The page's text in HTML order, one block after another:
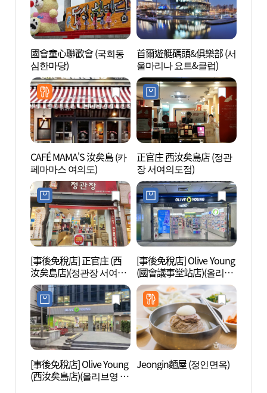
國會童心聯歡會 (국회동
심한마당)
首爾遊艇碼頭&俱樂部 (서
울마리나 요트&클럽)
CAFÉ MAMA'S 汝矣島 (카
페마마스 여의도)
正官庄 西汝矣島店 (정관
장 서여의도점)
[事後免稅店] 正官庄 (西
汝矣島店)(정관장 서여의
도점)
[事後免稅店] Olive Young
(國會議事堂站店)(올리브
영 국회의사당역점)
[事後免稅店] Olive Young
(西汝矣島店)(올리브영 서
Jeongin麵屋 (정인면옥)